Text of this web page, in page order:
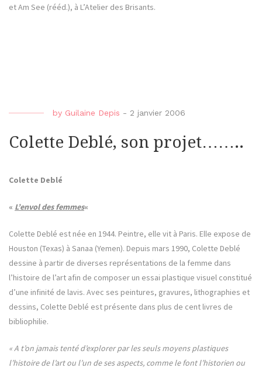
et Am See (rééd.), à L’Atelier des Brisants.
by Guilaine Depis - 2 janvier 2006
Colette Deblé, son projet……..
Colette Deblé
« L’envol des femmes«
Colette Deblé est née en 1944. Peintre, elle vit à Paris. Elle expose de
Houston (Texas) à Sanaa (Yemen). Depuis mars 1990, Colette Deblé
dessine à partir de diverses représentations de la femme dans
l’histoire de l’art afin de composer un essai plastique visuel constitué
d’une infinité de lavis. Avec ses peintures, gravures, lithographies et
dessins, Colette Deblé est présente dans plus de cent livres de
bibliophilie.
« A t’on jamais tenté d’explorer par les seuls moyens plastiques
l’histoire de l’art ou l’un de ses aspects, comme le font l’historien ou